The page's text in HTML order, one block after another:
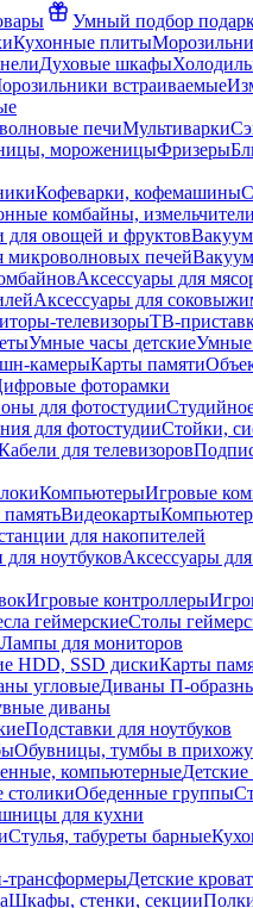
Умный подбор
Кухонные плиты
Духовые шкафы
встраиваемые
печиМультиварки
мороженицыФризеры
Кофеварки, кофемашины
комбайны, измельчители
овощей и фруктов
микроволновых печей
Аксессуары для
Аксессуары для
телевизорыТВ-
Умные часы детскиеУмные
камерыКарты памяти
фоторамки
для фотостудии
для фотостудииСтойки,
для телевизоров
КомпьютерыИгровые
Видеокарты
для накопителей
ноутбуковАксессуары
Игровые контроллеры
геймерскиеСтолы
Лампы для мониторов
HDD, SSD дискиКарты
угловыеДиваны П-
диваны
Подставки для ноутбуков
Обувницы, тумбы в
компьютерные
столикиОбеденные группы
для кухни
Стулья, табуреты барные
трансформерыДетские
Шкафы, стенки, секции